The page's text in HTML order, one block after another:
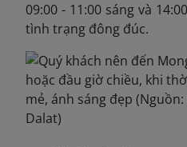
09:00 - 11:00 sáng và
tình trạng đông đúc.